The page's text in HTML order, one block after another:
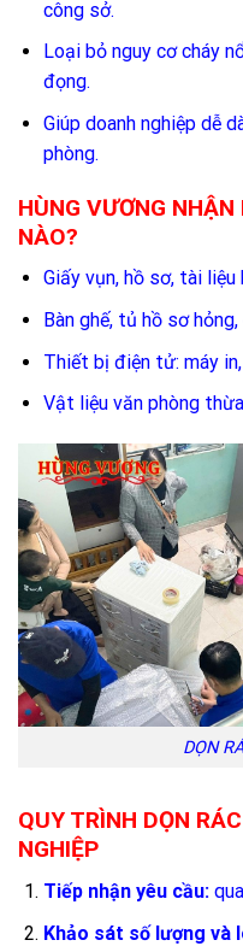
công sở.
Loại bỏ nguy cơ cháy
đọng.
Giúp doanh nghiệp dễ
phòng.
HÙNG VƯƠNG
NÀO?
Giấy vụn, hồ sơ, tài
Bàn ghế, tủ hồ sơ
Thiết bị điện tử: máy
Vật liệu văn phòng
DỌN
QUY TRÌNH DỌN
NGHIỆP
Tiếp nhận yêu cầu:
Khảo sát số lượng và